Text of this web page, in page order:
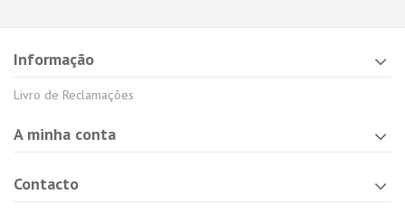
Informação
Livro de Reclamações
A minha conta
Contacto